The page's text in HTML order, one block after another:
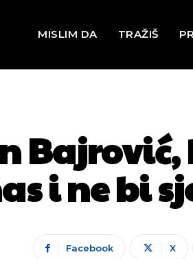
MISLIM DA TRAŽIŠ
i ne bi
Facebook X